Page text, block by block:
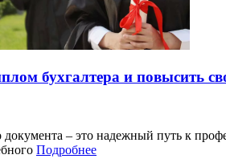
бухгалтера и повысить
– это надежный путь к
Подробнее